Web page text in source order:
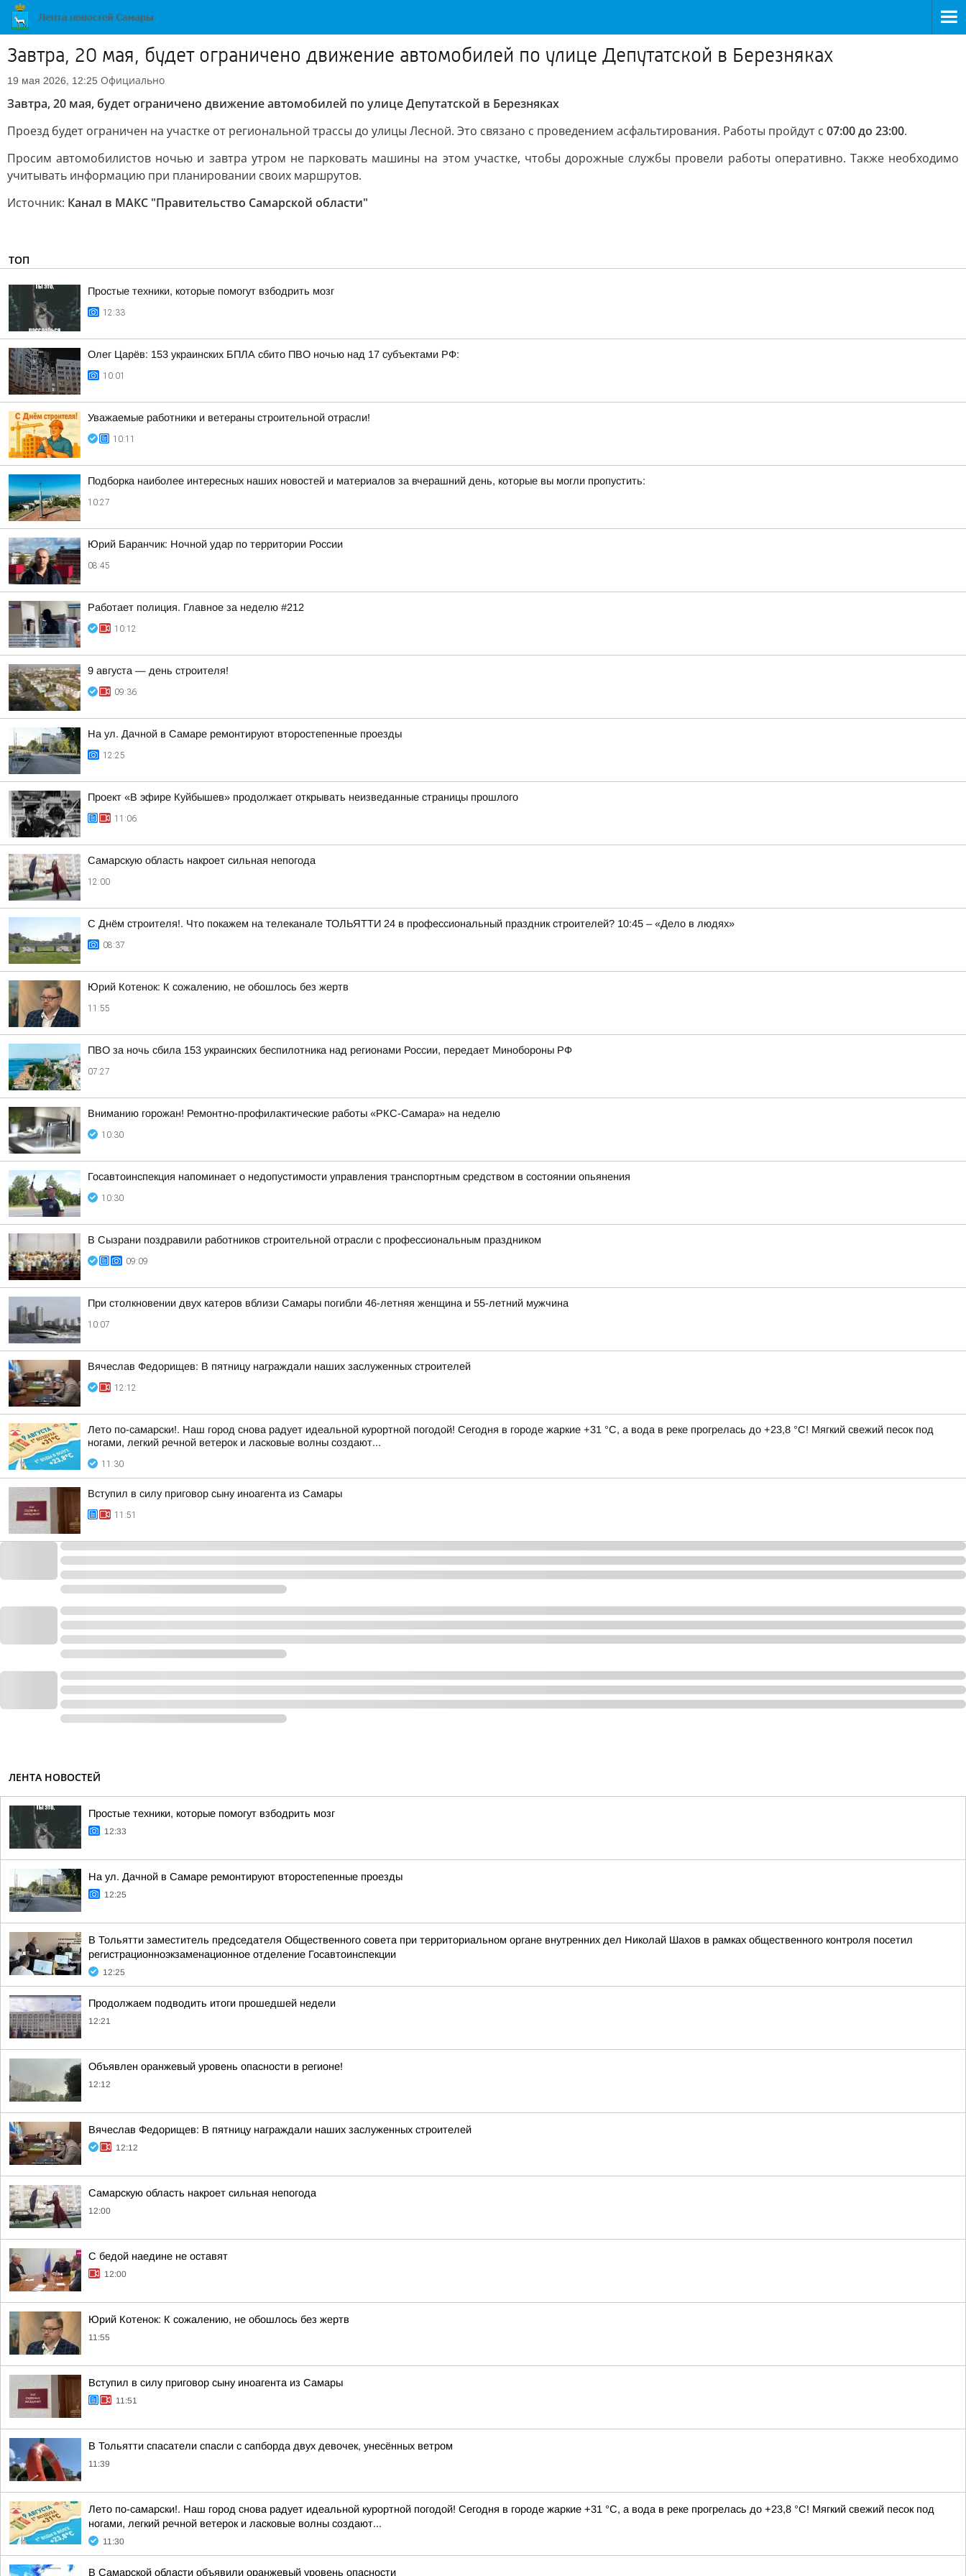
Завтра, 20 мая, будет ограничено движение автомобилей по улице Депутатской в Березняках
19 мая 2026, 12:25 Официально
Завтра, 20 мая, будет ограничено движение автомобилей по улице Депутатской в Березняках
Проезд будет ограничен на участке от региональной трассы до улицы Лесной. Это связано с проведением асфальтирования. Работы пройдут с 07:00 до 23:00.
Просим автомобилистов ночью и завтра утром не парковать машины на этом участке, чтобы дорожные службы провели работы оперативно. Также необходимо
учитывать информацию при планировании своих маршрутов.
Источник: Канал в МАКС "Правительство Самарской области"
ТОП
Простые техники, которые помогут взбодрить мозг
12:33
Олег Царёв: 153 украинских БПЛА сбито ПВО ночью над 17 субъектами РФ:
10:01
Уважаемые работники и ветераны строительной отрасли!
10:11
Подборка наиболее интересных наших новостей и материалов за вчерашний день, которые вы могли пропустить:
10:27
Юрий Баранчик: Ночной удар по территории России
08:45
Работает полиция. Главное за неделю #212
10:12
9 августа — день строителя!
09:36
На ул. Дачной в Самаре ремонтируют второстепенные проезды
12:25
Проект «В эфире Куйбышев» продолжает открывать неизведанные страницы прошлого
11:06
Самарскую область накроет сильная непогода
12:00
С Днём строителя!. Что покажем на телеканале ТОЛЬЯТТИ 24 в профессиональный праздник строителей? 10:45 – «Дело в людях»
08:37
Юрий Котенок: К сожалению, не обошлось без жертв
11:55
ПВО за ночь сбила 153 украинских беспилотника над регионами России, передает Минобороны РФ
07:27
Вниманию горожан! Ремонтно-профилактические работы «РКС-Самара» на неделю
10:30
Госавтоинспекция напоминает о недопустимости управления транспортным средством в состоянии опьянения
10:30
В Сызрани поздравили работников строительной отрасли с профессиональным праздником
09:09
При столкновении двух катеров вблизи Самары погибли 46-летняя женщина и 55-летний мужчина
10:07
Вячеслав Федорищев: В пятницу награждали наших заслуженных строителей
12:12
Лето по-самарски!. Наш город снова радует идеальной курортной погодой! Сегодня в городе жаркие +31 °C, а вода в реке прогрелась до +23,8 °C! Мягкий свежий песок под
ногами, легкий речной ветерок и ласковые волны создают...
11:30
Вступил в силу приговор сыну иноагента из Самары
11:51
ЛЕНТА НОВОСТЕЙ
Простые техники, которые помогут взбодрить мозг
12:33
На ул. Дачной в Самаре ремонтируют второстепенные проезды
12:25
В Тольятти заместитель председателя Общественного совета при территориальном органе внутренних дел Николай Шахов в рамках общественного контроля посетил
регистрационноэкзаменационное отделение Госавтоинспекции
12:25
Продолжаем подводить итоги прошедшей недели
12:21
Объявлен оранжевый уровень опасности в регионе!
12:12
Вячеслав Федорищев: В пятницу награждали наших заслуженных строителей
12:12
Самарскую область накроет сильная непогода
12:00
С бедой наедине не оставят
12:00
Юрий Котенок: К сожалению, не обошлось без жертв
11:55
Вступил в силу приговор сыну иноагента из Самары
11:51
В Тольятти спасатели спасли с сапборда двух девочек, унесённых ветром
11:39
Лето по-самарски!. Наш город снова радует идеальной курортной погодой! Сегодня в городе жаркие +31 °C, а вода в реке прогрелась до +23,8 °C! Мягкий свежий песок под
ногами, легкий речной ветерок и ласковые волны создают...
11:30
В Самарской области объявили оранжевый уровень опасности